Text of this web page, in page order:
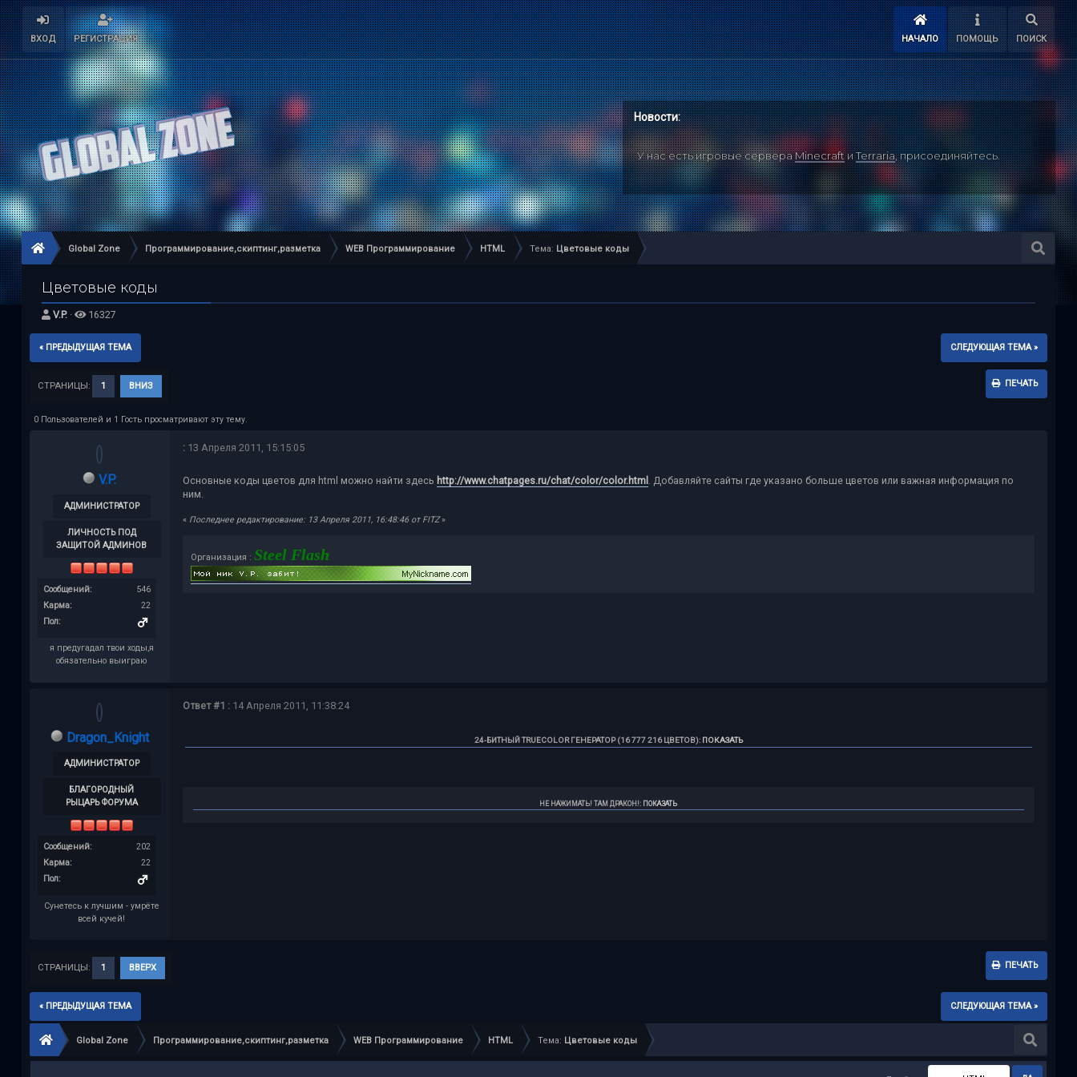
ВХОД РЕГИСТРАЦИЯ НАЧАЛО ПОМОЩЬ ПОИСК
Новости:
У нас есть игровые сервераMinecraftиTerraria, присоединяйтесь.
Global Zone Программирование,скиптинг,разметка WEB Программирование HTML Тема: Цветовые коды
Цветовые коды
V.P.· 16327
« ПРЕДЫДУЩАЯ ТЕМА СЛЕДУЮЩАЯ ТЕМА »
ПЕЧАТЬ
СТРАНИЦЫ: 1 ВНИЗ
0 Пользователей и 1 Гость просматривают эту тему.
V.P.
АДМИНИСТРАТОР
ЛИЧНОСТЬ ПОД
ЗАЩИТОЙ АДМИНОВ
Сообщений:
546
Карма:
22
Пол:
я предугадал твои ходы,я
обязательно выиграю
:13 Апреля 2011, 15:15:05
Основные коды цветов для html можно найти здесь http://www.chatpages.ru/chat/color/color.html . Добавляйте сайты где указано больше цветов или важная информация по
ним.
« Последнее редактирование: 13 Апреля 2011, 16:48:46 от FITZ»
Организация : Steel Flash
Dragon_Knight
АДМИНИСТРАТОР
БЛАГОРОДНЫЙ
РЫЦАРЬ ФОРУМА
Сообщений:
202
Карма:
22
Пол:
Сунетесь к лучшим - умрёте
всей кучей!
Ответ #1 :14 Апреля 2011, 11:38:24
24-БИТНЫЙ TRUECOLOR ГЕНЕРАТОР (16 777 216 ЦВЕТОВ): ПОКАЗАТЬ
НЕ НАЖИМАТЬ! ТАМ ДРАКОН!: ПОКАЗАТЬ
ПЕЧАТЬ
СТРАНИЦЫ: 1 ВВЕРХ
« ПРЕДЫДУЩАЯ ТЕМА СЛЕДУЮЩАЯ ТЕМА »
Global Zone Программирование,скиптинг,разметка WEB Программирование HTML Тема: Цветовые коды